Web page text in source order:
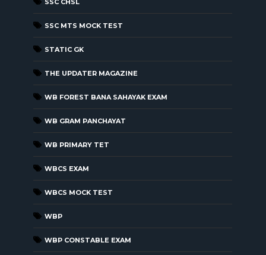
SSC MTS MOCK TEST
STATIC GK
THE UPDATER MAGAZINE
WB FOREST BANA SAHAYAK EXAM
WB GRAM PANCHAYAT
WB PRIMARY TET
WBCS EXAM
WBCS MOCK TEST
WBP
WBP CONSTABLE EXAM